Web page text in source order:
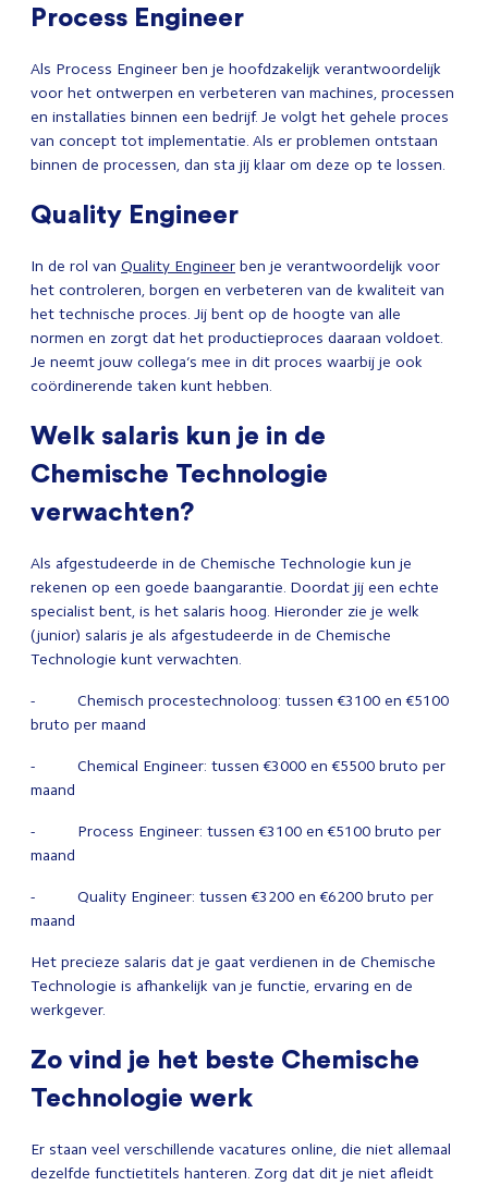
Process Engineer
Als Process Engineer ben je hoofdzakelijk verantwoordelijk
voor het ontwerpen en verbeteren van machines, processen
en installaties binnen een bedrijf. Je volgt het gehele proces
van concept tot implementatie. Als er problemen ontstaan
binnen de processen, dan sta jij klaar om deze op te lossen.
Quality Engineer
In de rol van Quality Engineer ben je verantwoordelijk voor
het controleren, borgen en verbeteren van de kwaliteit van
het technische proces. Jij bent op de hoogte van alle
normen en zorgt dat het productieproces daaraan voldoet.
Je neemt jouw collega’s mee in dit proces waarbij je ook
coördinerende taken kunt hebben.
Welk salaris kun je in de
Chemische Technologie
verwachten?
Als afgestudeerde in de Chemische Technologie kun je
rekenen op een goede baangarantie. Doordat jij een echte
specialist bent, is het salaris hoog. Hieronder zie je welk
(junior) salaris je als afgestudeerde in de Chemische
Technologie kunt verwachten.
- Chemisch procestechnoloog: tussen €3100 en €5100
bruto per maand
- Chemical Engineer: tussen €3000 en €5500 bruto per
maand
- Process Engineer: tussen €3100 en €5100 bruto per
maand
- Quality Engineer: tussen €3200 en €6200 bruto per
maand
Het precieze salaris dat je gaat verdienen in de Chemische
Technologie is afhankelijk van je functie, ervaring en de
werkgever.
Zo vind je het beste Chemische
Technologie werk
Er staan veel verschillende vacatures online, die niet allemaal
dezelfde functietitels hanteren. Zorg dat dit je niet afleidt